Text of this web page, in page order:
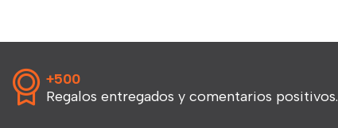
+500
Regalos entregados y comentarios positivos.